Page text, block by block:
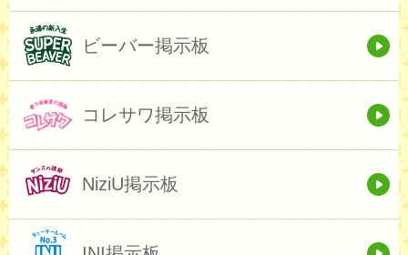
ビーバー掲示板
コレサワ掲示板
NiziU掲示板